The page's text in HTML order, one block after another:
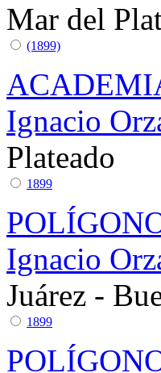
Mar del
(1899)
Ignacio
Plateado
1899
Ignacio
Juárez -
1899